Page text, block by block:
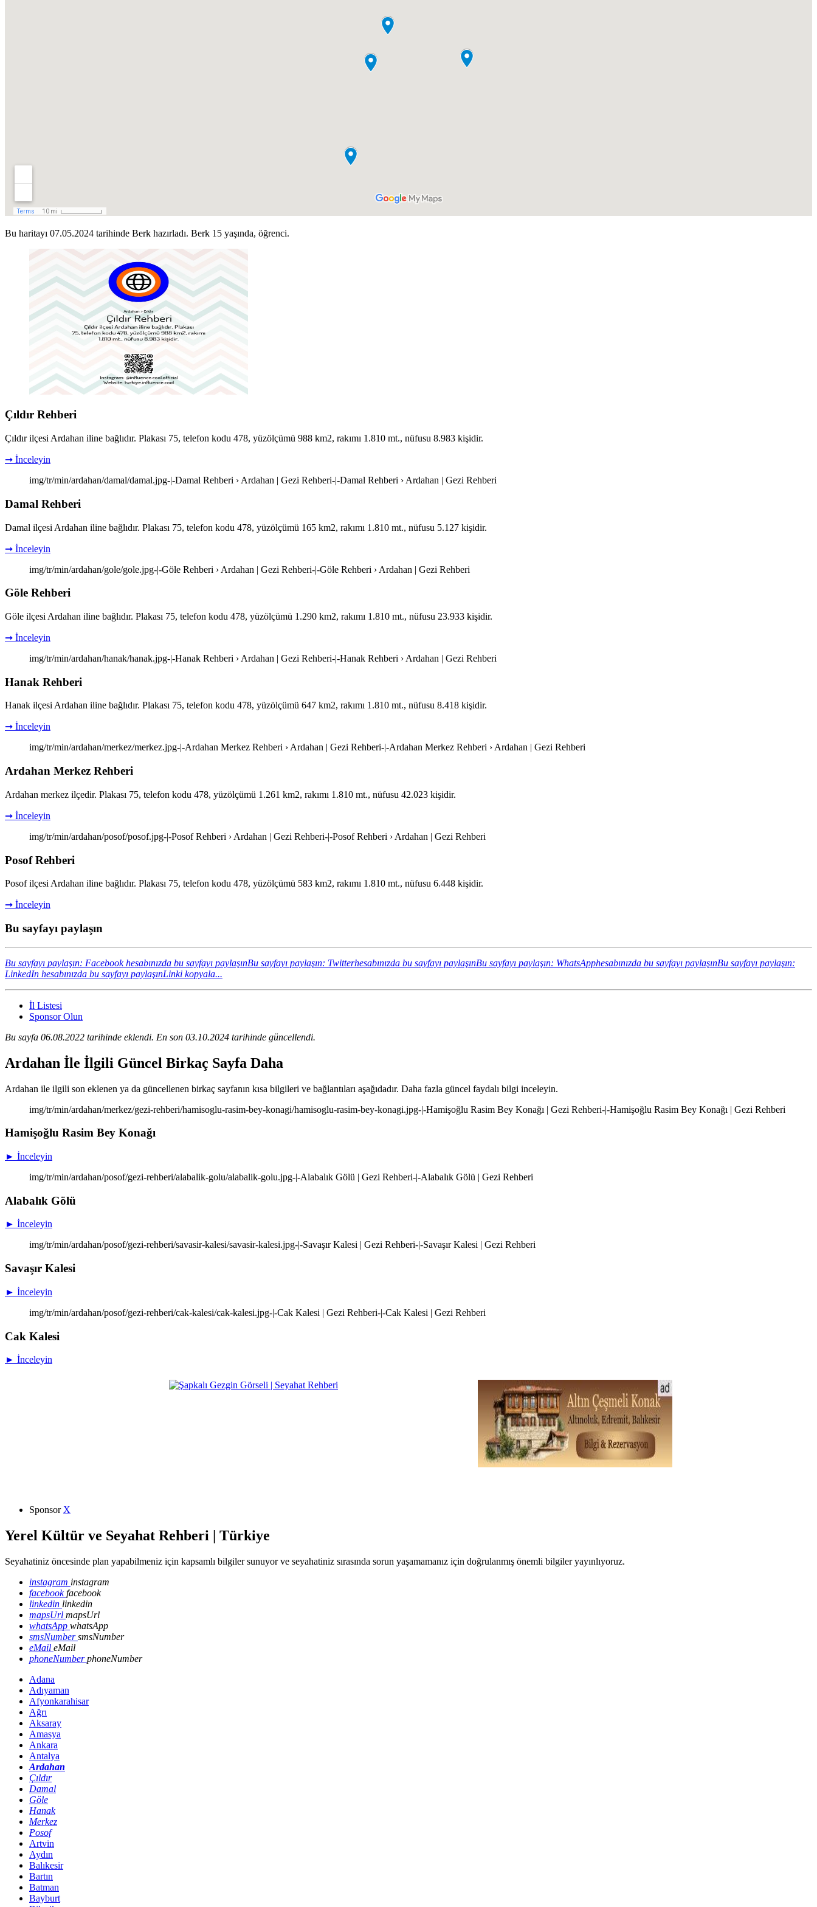
Bu haritayı 07.05.2024 tarihinde Berk hazırladı. Berk 15 yaşında, öğrenci.
Çıldır Rehberi
Çıldır ilçesi Ardahan iline bağlıdır. Plakası 75, telefon kodu 478, yüzölçümü 988 km2, rakımı 1.810 mt., nüfusu 8.983 kişidir.
➞ İnceleyin
img/tr/min/ardahan/damal/damal.jpg-|-Damal Rehberi › Ardahan | Gezi Rehberi-|-Damal Rehberi › Ardahan | Gezi Rehberi
Damal Rehberi
Damal ilçesi Ardahan iline bağlıdır. Plakası 75, telefon kodu 478, yüzölçümü 165 km2, rakımı 1.810 mt., nüfusu 5.127 kişidir.
➞ İnceleyin
img/tr/min/ardahan/gole/gole.jpg-|-Göle Rehberi › Ardahan | Gezi Rehberi-|-Göle Rehberi › Ardahan | Gezi Rehberi
Göle Rehberi
Göle ilçesi Ardahan iline bağlıdır. Plakası 75, telefon kodu 478, yüzölçümü 1.290 km2, rakımı 1.810 mt., nüfusu 23.933 kişidir.
➞ İnceleyin
img/tr/min/ardahan/hanak/hanak.jpg-|-Hanak Rehberi › Ardahan | Gezi Rehberi-|-Hanak Rehberi › Ardahan | Gezi Rehberi
Hanak Rehberi
Hanak ilçesi Ardahan iline bağlıdır. Plakası 75, telefon kodu 478, yüzölçümü 647 km2, rakımı 1.810 mt., nüfusu 8.418 kişidir.
➞ İnceleyin
img/tr/min/ardahan/merkez/merkez.jpg-|-Ardahan Merkez Rehberi › Ardahan | Gezi Rehberi-|-Ardahan Merkez Rehberi › Ardahan | Gezi Rehberi
Ardahan Merkez Rehberi
Ardahan merkez ilçedir. Plakası 75, telefon kodu 478, yüzölçümü 1.261 km2, rakımı 1.810 mt., nüfusu 42.023 kişidir.
➞ İnceleyin
img/tr/min/ardahan/posof/posof.jpg-|-Posof Rehberi › Ardahan | Gezi Rehberi-|-Posof Rehberi › Ardahan | Gezi Rehberi
Posof Rehberi
Posof ilçesi Ardahan iline bağlıdır. Plakası 75, telefon kodu 478, yüzölçümü 583 km2, rakımı 1.810 mt., nüfusu 6.448 kişidir.
➞ İnceleyin
Bu sayfayı paylaşın
Bu sayfayı paylaşın: Facebook hesabınızda bu sayfayı paylaşınBu sayfayı paylaşın: Twitterhesabınızda bu sayfayı paylaşınBu sayfayı paylaşın: WhatsApphesabınızda bu sayfayı paylaşınBu sayfayı paylaşın:
LinkedIn hesabınızda bu sayfayı paylaşınLinki kopyala...
İl Listesi
Sponsor Olun
Bu sayfa 06.08.2022 tarihinde eklendi. En son 03.10.2024 tarihinde güncellendi.
Ardahan İle İlgili Güncel Birkaç Sayfa Daha
Ardahan ile ilgili son eklenen ya da güncellenen birkaç sayfanın kısa bilgileri ve bağlantıları aşağıdadır. Daha fazla güncel faydalı bilgi inceleyin.
img/tr/min/ardahan/merkez/gezi-rehberi/hamisoglu-rasim-bey-konagi/hamisoglu-rasim-bey-konagi.jpg-|-Hamişoğlu Rasim Bey Konağı | Gezi Rehberi-|-Hamişoğlu Rasim Bey Konağı | Gezi Rehberi
Hamişoğlu Rasim Bey Konağı
► İnceleyin
img/tr/min/ardahan/posof/gezi-rehberi/alabalik-golu/alabalik-golu.jpg-|-Alabalık Gölü | Gezi Rehberi-|-Alabalık Gölü | Gezi Rehberi
Alabalık Gölü
► İnceleyin
img/tr/min/ardahan/posof/gezi-rehberi/savasir-kalesi/savasir-kalesi.jpg-|-Savaşır Kalesi | Gezi Rehberi-|-Savaşır Kalesi | Gezi Rehberi
Savaşır Kalesi
► İnceleyin
img/tr/min/ardahan/posof/gezi-rehberi/cak-kalesi/cak-kalesi.jpg-|-Cak Kalesi | Gezi Rehberi-|-Cak Kalesi | Gezi Rehberi
Cak Kalesi
► İnceleyin
Sponsor X
Yerel Kültür ve Seyahat Rehberi | Türkiye
Seyahatiniz öncesinde plan yapabilmeniz için kapsamlı bilgiler sunuyor ve seyahatiniz sırasında sorun yaşamamanız için doğrulanmış önemli bilgiler yayınlıyoruz.
instagram instagram
facebookfacebook
linkedin linkedin
mapsUrl mapsUrl
whatsApp whatsApp
smsNumbersmsNumber
eMail eMail
phoneNumberphoneNumber
Adana
Adıyaman
Afyonkarahisar
Ağrı
Aksaray
Amasya
Ankara
Antalya
Ardahan
Çıldır
Damal
Göle
Hanak
Merkez
Posof
Artvin
Aydın
Balıkesir
Bartın
Batman
Bayburt